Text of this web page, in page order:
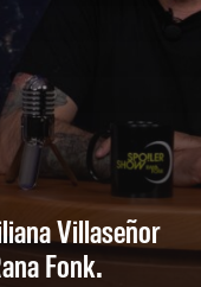
Villaseñor
Fonk.